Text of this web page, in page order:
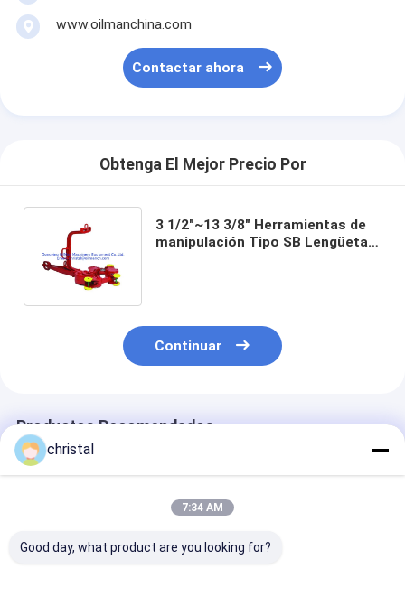
www.oilmanchina.com
Contactar ahora
Obtenga El Mejor Precio Por
3 1/2"~13 3/8" Herramientas de
manipulación Tipo SB Lengüetas
Continuar
Productos Recomendados
christal
7:34 AM
Good day, what product are you looking for?